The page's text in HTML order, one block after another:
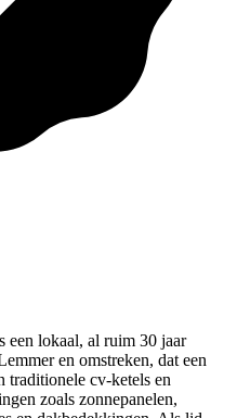
een lokaal, al ruim 30 jaar
en omstreken, dat een
traditionele cv-ketels en
zoals zonnepanelen,